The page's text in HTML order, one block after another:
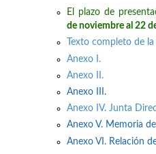
El plazo de
de noviembre al 22
Texto completo de
Anexo I.
Anexo II.
Anexo III.
Anexo IV. Junta
Anexo V. Memoria
Anexo VI. Relación